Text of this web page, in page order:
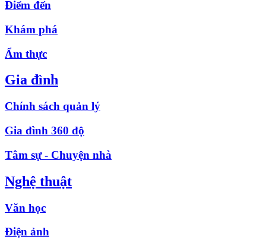
Điểm đến
Khám phá
Ẩm thực
Gia đình
Chính sách quản lý
Gia đình 360 độ
Tâm sự - Chuyện nhà
Nghệ thuật
Văn học
Điện ảnh